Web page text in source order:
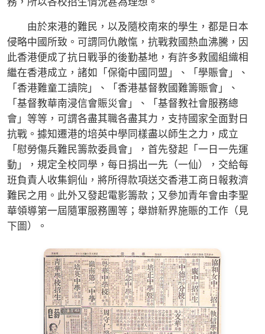
由於來港的難民，以及隨校南來的學生，都是日本
侵略中國所致。可謂同仇敵愾，抗戰救國熱血沸騰，因
此香港便成了抗日戰爭的後勤基地，有許多救國組織相
繼在香港成立，諸如「保衛中國同盟」、「學賑會」、
「香港難童工讀院」、「香港基督教國難籌賑會」、
「基督教華南浸信會賑災會」、「基督教社會服務總
會」等等，可謂各盡其職各盡其力，支持國家全面對日
抗戰。據知遷港的培英中學同樣盡以師生之力，成立
「慰勞傷兵難民籌款委員會」，首先發起「一日一先運
動」，規定全校同學，每日捐出一先（一仙），交給每
班負責人收集銅仙，將所得款項送交香港工商日報救濟
難民之用。此外又發起電影籌款；又參加青年會由李聖
華領導第一屆隨軍服務團等；舉辦新界施賑的工作（見
下圖）。